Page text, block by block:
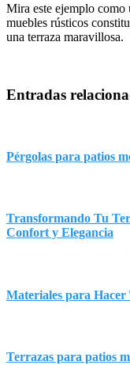
Mira este ejemplo
muebles rústicos
una terraza maravillosa.
Entradas
Pérgolas para patios
Transformando Tu
Confort y Elegancia
Materiales para Hacer
Terrazas para patios